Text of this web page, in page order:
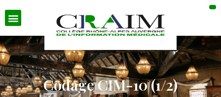
Codage CIM-10 (1/2)